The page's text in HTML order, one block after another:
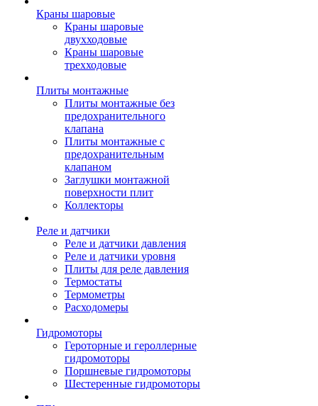
Краны шаровые
Краны шаровые
двухходовые
Краны шаровые
трехходовые
Плиты монтажные
Плиты монтажные без
предохранительного
клапана
Плиты монтажные с
предохранительным
клапаном
Заглушки монтажной
поверхности плит
Коллекторы
Реле и датчики
Реле и датчики давления
Реле и датчики уровня
Плиты для реле давления
Термостаты
Термометры
Расходомеры
Гидромоторы
Героторные и героллерные
гидромоторы
Поршневые гидромоторы
Шестеренные гидромоторы